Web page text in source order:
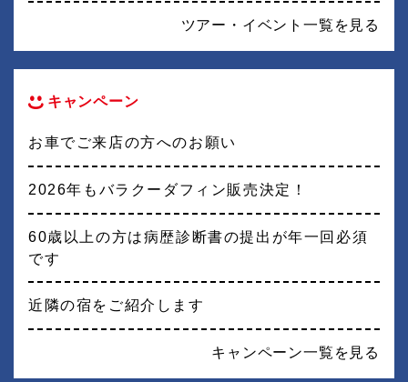
ツアー・イベント一覧を見る
キャンペーン
お車でご来店の方へのお願い
2026年もバラクーダフィン販売決定！
60歳以上の方は病歴診断書の提出が年一回必須
です
近隣の宿をご紹介します
キャンペーン一覧を見る